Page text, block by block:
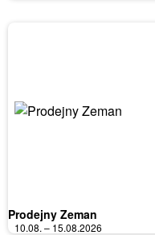
Prodejny Zeman
10.08. – 15.08.2026